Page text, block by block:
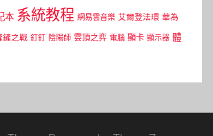
本 系統教程 網易雲音樂 艾爾登法環 華為
鏟之戰 釘釘 陰陽師 雲頂之弈 電腦 顯卡 顯示器 體